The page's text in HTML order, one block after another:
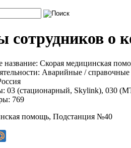
сотрудников о
название: Скорая медицинская
Аварийные /
03 (стационарный, Skylink), 030
769
помощь, Подстанция №40